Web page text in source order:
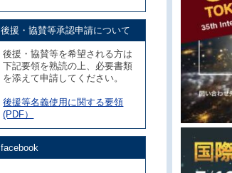
後援・協賛等承認申請について
後援・協賛等を希望される方は
下記要領を熟読の上、必要書類
を添えて申請してください。
後援等名義使用に関する要領
(PDF）
facebook